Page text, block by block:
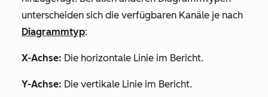
unterscheiden sich die verfügbaren Kanäle je nach
Diagrammtyp:
X-Achse: Die horizontale Linie im Bericht.
Y-Achse: Die vertikale Linie im Bericht.